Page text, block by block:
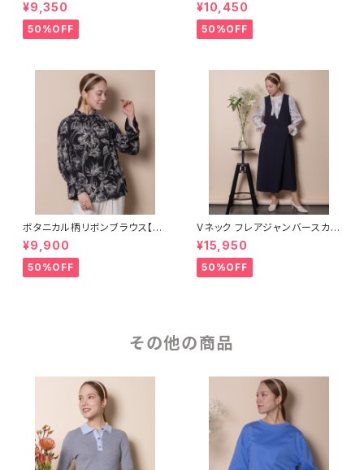
¥9,350
50%OFF
¥10,450
50%OFF
ボタニカル柄リボンブラウス【56
54509】
¥9,900
50%OFF
Vネック フレアジャンバースカー
ト【5665001】
¥15,950
50%OFF
その他の商品